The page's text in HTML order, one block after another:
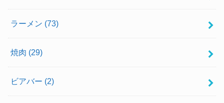
ラーメン (73)
焼肉 (29)
ビアバー (2)